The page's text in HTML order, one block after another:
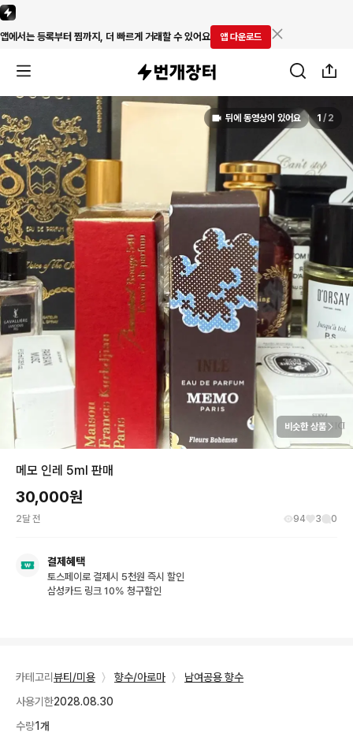
앱에서는 등록부터 찜까지, 더 빠르게 거래할 수 있어요 앱 다운로드
뒤에 동영상이 있어요 1 / 2
비슷한 상품
메모 인레 5ml 판매
30,000원
2달 전 94 3 0
결제혜택
토스페이로 결제시 5천원 즉시 할인
삼성카드 링크 10% 청구할인
카테고리 뷰티/미용 〉 향수/아로마 〉
남여공용 향수
사용기한2028.08.30
수량1개